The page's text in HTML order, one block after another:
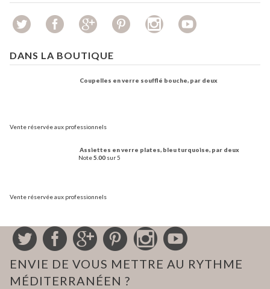
DANS LA BOUTIQUE
Coupelles en verre soufflé bouche, par deux
Vente réservée aux professionnels
Assiettes en verre plates, bleu turquoise, par deux
Note5.00 sur 5
Vente réservée aux professionnels
ENVIE DE VOUS METTRE AU RYTHME
MÉDITERRANÉEN ?